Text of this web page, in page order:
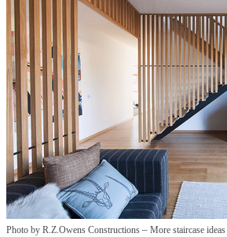
Photo by R.Z.Owens Constructions – More staircase ideas